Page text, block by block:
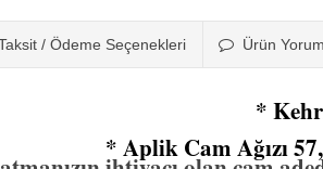
/ Ödeme Seçenekleri Ürün
*
* Aplik Cam Ağızı